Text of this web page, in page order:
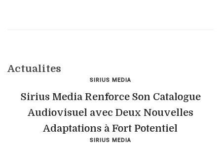
Actualites
SIRIUS MEDIA
Sirius Media Renforce Son Catalogue
Audiovisuel avec Deux Nouvelles
Adaptations à Fort Potentiel
SIRIUS MEDIA